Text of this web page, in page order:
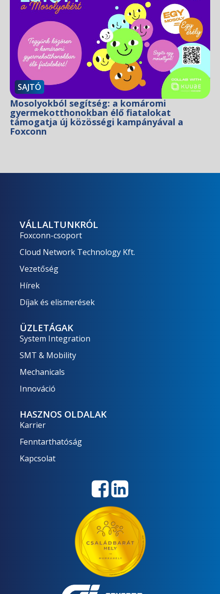
SAJTÓ
Mosolyokból segítség: a komáromi
gyermekotthonokban élő fiatalokat
támogatja új közösségi kampányával a
Foxconn
VÁLLALTUNKRÓL
Foxconn-csoport
Cloud Network Technology Kft.
Vezetőség
Hírek
Díjak és elismerések
ÜZLETÁGAK
System Integration
SMT & Mobility
Mechanicals
Innováció
HASZNOS OLDALAK
Karrier
Fenntarthatóság
Kapcsolat